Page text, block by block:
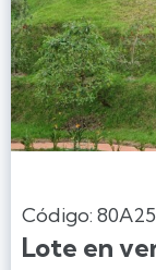
Código:
Lote en